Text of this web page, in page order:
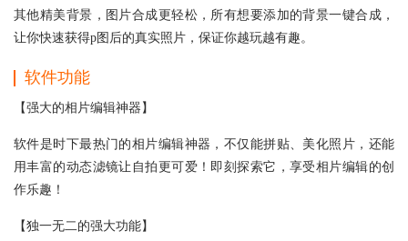
其他精美背景，图片合成更轻松，所有想要添加的背景一键合成，
让你快速获得p图后的真实照片，保证你越玩越有趣。
软件功能
【强大的相片编辑神器】
软件是时下最热门的相片编辑神器，不仅能拼贴、美化照片，还能
用丰富的动态滤镜让自拍更可爱！即刻探索它，享受相片编辑的创
作乐趣！
【独一无二的强大功能】